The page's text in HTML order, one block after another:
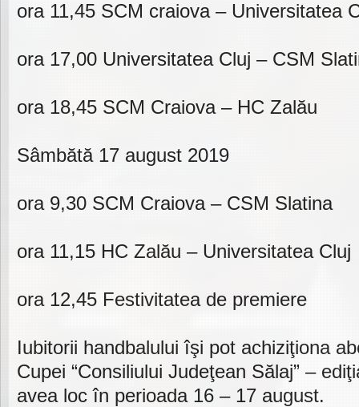
ora 11,45 SCM craiova – Universitatea
ora 17,00 Universitatea Cluj – CSM
ora 18,45 SCM Craiova – HC Zalău
Sâmbătă 17 august 2019
ora 9,30 SCM Craiova – CSM Slatina
ora 11,15 HC Zalău – Universitatea Cluj
ora 12,45 Festivitatea de premiere
Iubitorii handbalului îşi pot achiziţiona
Cupei “Consiliului Judeţean Sălaj” –
avea loc în perioada 16 – 17 august.